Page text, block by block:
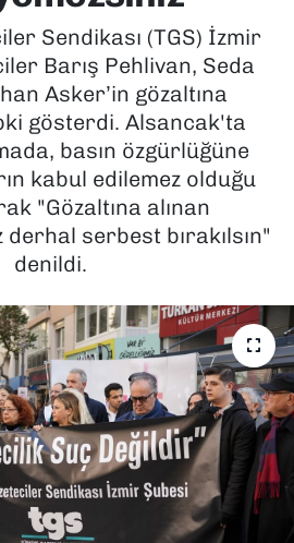
Sendikası (TGS) İzmir
Barış Pehlivan, Seda
Asker’in gözaltına
gösterdi. Alsancak'ta
basın özgürlüğüne
kabul edilemez olduğu
"Gözaltına alınan
derhal serbest bırakılsın"
denildi.